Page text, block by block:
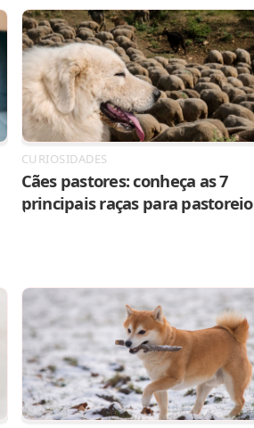
CURIOSIDADES
Cães pastores: conheça as 7
principais raças para pastoreio